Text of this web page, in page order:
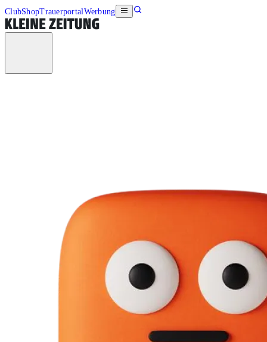
ClubShopTrauerportalWerbung